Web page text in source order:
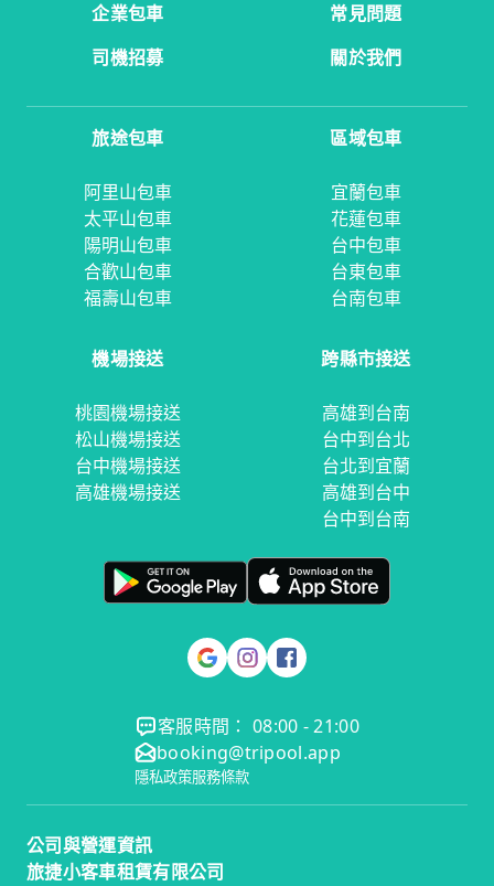
企業包車
常見問題
司機招募
關於我們
旅途包車
阿里山包車
太平山包車
陽明山包車
合歡山包車
福壽山包車
區域包車
宜蘭包車
花蓮包車
台中包車
台東包車
台南包車
機場接送
桃園機場接送
松山機場接送
台中機場接送
高雄機場接送
跨縣市接送
高雄到台南
台中到台北
台北到宜蘭
高雄到台中
台中到台南
客服時間： 08:00 - 21:00
booking@tripool.app
隱私政策服務條款
公司與營運資訊
旅捷小客車租賃有限公司